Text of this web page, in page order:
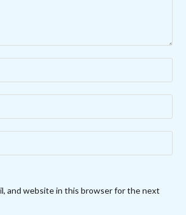
and website in this browser for the next